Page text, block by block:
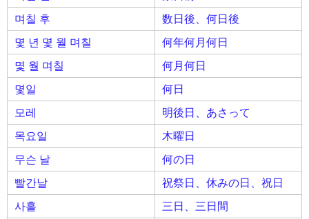
며칠 후
数日後、何日後
몇 년 몇 월 며칠
何年何月何日
몇 월 며칠
何月何日
몇일
何日
모레
明後日、あさって
목요일
木曜日
무슨 날
何の日
빨간날
祝祭日、休みの日、祝日
사흘
三日、三日間